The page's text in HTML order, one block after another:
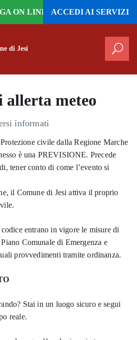
ON LINE
ACCEDI AI SERVIZI
di Jesi
allerta meteo
informati
civile dalla Regione Marche
è una PREVISIONE. Precede
tener conto di come l’evento si
il Comune di Jesi attiva il proprio
entrano in vigore le misure di
Comunale di Emergenza e
provvedimenti tramite ordinanza.
Stai in un luogo sicuro e segui
reale.